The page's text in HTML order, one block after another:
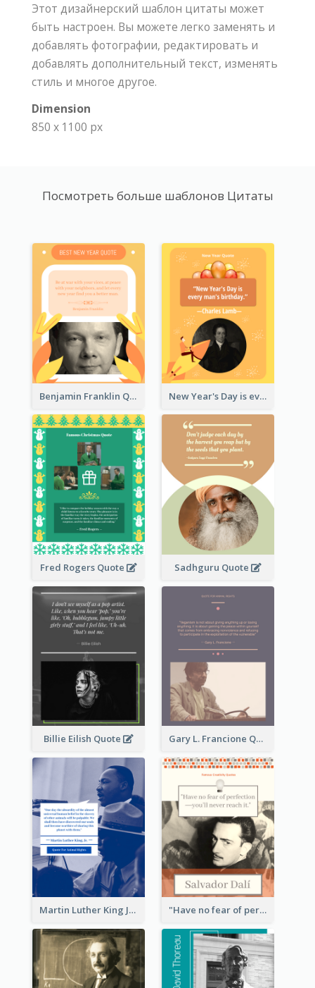
Этот дизайнерский шаблон цитаты может
быть настроен. Вы можете легко заменять и
добавлять фотографии, редактировать и
добавлять дополнительный текст, изменять
стиль и многое другое.
Dimension
850 x 1100 px
Посмотреть больше шаблонов Цитаты
Benjamin Franklin Quote New Year's Day is every man's birthday. —Charles Lamb
Fred Rogers Quote Sadhguru Quote
Billie Eilish Quote Gary L. Francione Quote
Martin Luther King Jr Quote "Have no fear of perfection―you’ll never reach it."―Salvador Dali